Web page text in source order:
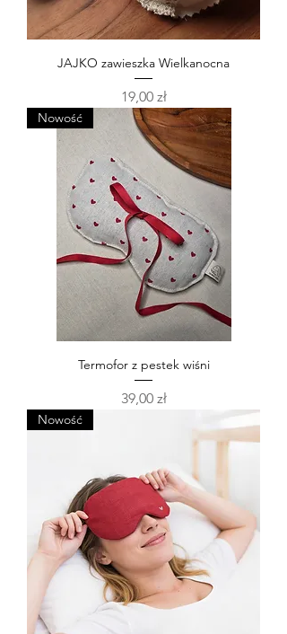
JAJKO zawieszka Wielkanocna
Cena
19,00 zł
Nowość
Termofor z pestek wiśni
Cena
39,00 zł
Nowość